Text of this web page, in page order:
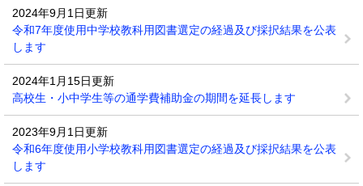
2024年9月1日更新
令和7年度使用中学校教科用図書選定の経過及び採択結果を公表
します
2024年1月15日更新
高校生・小中学生等の通学費補助金の期間を延長します
2023年9月1日更新
令和6年度使用小学校教科用図書選定の経過及び採択結果を公表
します